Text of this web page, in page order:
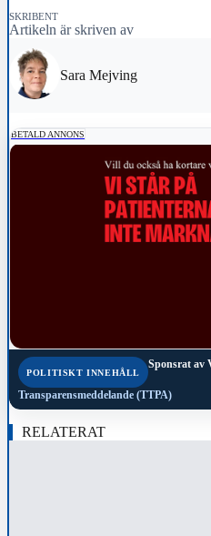
SKRIBENT
Artikeln är skriven av
Sara Mejving
BETALD ANNONS
POLITISKT INNEHÅLL
Sponsrat av
Transparensmeddelande (TTPA)
RELATERAT